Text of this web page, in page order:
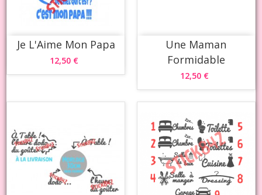
Je L'Aime Mon Papa
12,50 €
Une Maman
Formidable
12,50 €